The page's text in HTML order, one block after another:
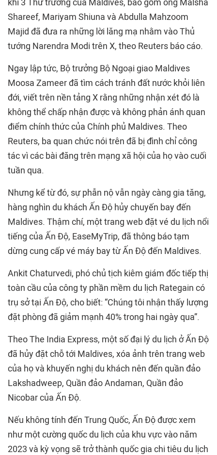
khi 3 Thứ trưởng của Maldives, bao gồm ông Malsha
Shareef, Mariyam Shiuna và Abdulla Mahzoom
Majid đã đưa ra những lời lăng mạ nhằm vào Thủ
tướng Narendra Modi trên X, theo Reuters báo cáo.
Ngay lập tức, Bộ trưởng Bộ Ngoại giao Maldives
Moosa Zameer đã tìm cách tránh đất nước khỏi liên
đới, viết trên nền tảng X rằng những nhận xét đó là
không thể chấp nhận được và không phản ánh quan
điểm chính thức của Chính phủ Maldives. Theo
Reuters, ba quan chức nói trên đã bị đình chỉ công
tác vì các bài đăng trên mạng xã hội của họ vào cuối
tuần qua.
Nhưng kể từ đó, sự phẫn nộ vẫn ngày càng gia tăng,
hàng nghìn du khách Ấn Độ hủy chuyến bay đến
Maldives. Thậm chí, một trang web đặt vé du lịch nổi
tiếng của Ấn Độ, EaseMyTrip, đã thông báo tạm
dừng cung cấp vé máy bay từ Ấn Độ đến Maldives.
Ankit Chaturvedi, phó chủ tịch kiêm giám đốc tiếp thị
toàn cầu của công ty phần mềm du lịch Rategain có
trụ sở tại Ấn Độ, cho biết: “Chúng tôi nhận thấy lượng
đặt phòng đã giảm mạnh 40% trong hai ngày qua”.
Theo The India Express, một số đại lý du lịch ở Ấn Độ
đã hủy đặt chỗ tới Maldives, xóa ảnh trên trang web
của họ và khuyến nghị du khách nên đến quần đảo
Lakshadweep, Quần đảo Andaman, Quần đảo
Nicobar của Ấn Độ.
Nếu không tính đến Trung Quốc, Ấn Độ được xem
như một cường quốc du lịch của khu vực vào năm
2023 và kỳ vọng sẽ trở thành quốc gia chi tiêu du lịch